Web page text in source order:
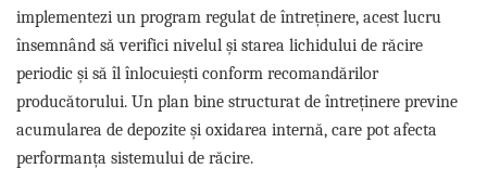
Antifurt
Genti bagaje moto
Huse moto
Suporti si kituri montaj topcase
Suporti si placi prindere
implementezi un program regulat de întreținere, acest lucru
însemnând să verifici nivelul și starea lichidului de răcire
periodic și să îl înlocuiești conform recomandărilor
producătorului. Un plan bine structurat de întreținere previne
acumularea de depozite și oxidarea internă, care pot afecta
performanța sistemului de răcire.